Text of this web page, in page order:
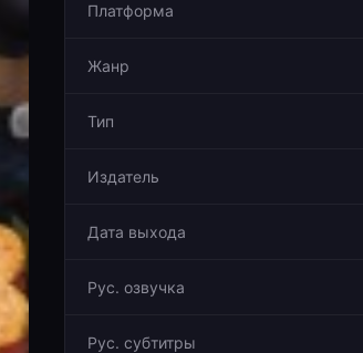
Платформа
Жанр
Тип
Издатель
Дата выхода
Рус. озвучка
Рус. субтитры